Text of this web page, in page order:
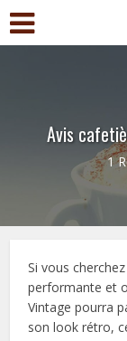
Avis
1
Si vous
performante et
Vintage pourra
son look rétro,